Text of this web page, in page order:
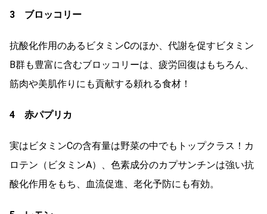
3 ブロッコリー
抗酸化作用のあるビタミンCのほか、代謝を促すビタミン
B群も豊富に含むブロッコリーは、疲労回復はもちろん、
筋肉や美肌作りにも貢献する頼れる食材！
4 赤パプリカ
実はビタミンCの含有量は野菜の中でもトップクラス！カ
ロテン（ビタミンA）、色素成分のカプサンチンは強い抗
酸化作用をもち、血流促進、老化予防にも有効。